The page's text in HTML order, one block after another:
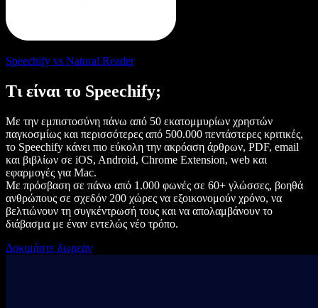
Speechify vs Natural Reader
Τι είναι το Speechify;
Με την εμπιστοσύνη πάνω από 50 εκατομμυρίων χρηστών
παγκοσμίως και περισσότερες από 500.000 πεντάστερες κριτικές,
το Speechify κάνει πιο εύκολη την ακρόαση άρθρων, PDF, email
και βιβλίων σε iOS, Android, Chrome Extension, web και
εφαρμογές για Mac.
Με πρόσβαση σε πάνω από 1.000 φωνές σε 60+ γλώσσες, βοηθά
ανθρώπους σε σχεδόν 200 χώρες να εξοικονομούν χρόνο, να
βελτιώνουν τη συγκέντρωσή τους και να απολαμβάνουν το
διάβασμα με έναν εντελώς νέο τρόπο.
Δοκιμάστε δωρεάν